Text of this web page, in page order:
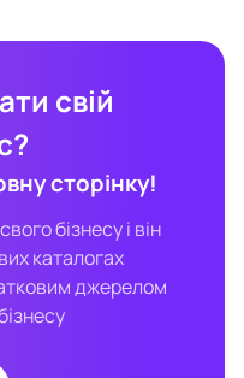
свій
сторінку!
бізнесу і він
каталогах
джерелом